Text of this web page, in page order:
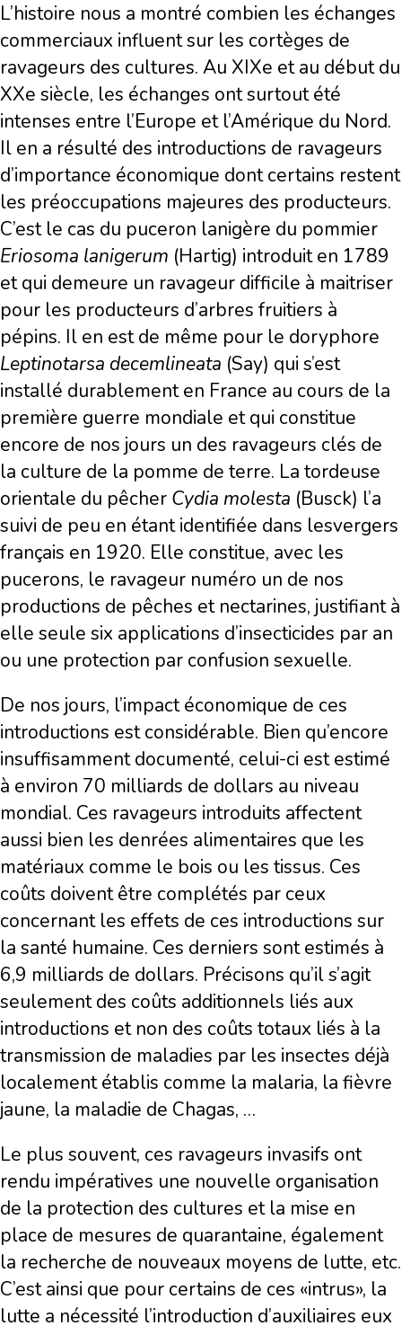
L’histoire nous a montré combien les échanges
commerciaux influent sur les cortèges de
ravageurs des cultures. Au XIXe et au début du
XXe siècle, les échanges ont surtout été
intenses entre l’Europe et l’Amérique du Nord.
Il en a résulté des introductions de ravageurs
d’importance économique dont certains restent
les préoccupations majeures des producteurs.
C’est le cas du puceron lanigère du pommier
Eriosoma lanigerum (Hartig) introduit en 1789
et qui demeure un ravageur difficile à maitriser
pour les producteurs d’arbres fruitiers à
pépins. Il en est de même pour le doryphore
Leptinotarsa decemlineata (Say) qui s’est
installé durablement en France au cours de la
première guerre mondiale et qui constitue
encore de nos jours un des ravageurs clés de
la culture de la pomme de terre. La tordeuse
orientale du pêcher Cydia molesta (Busck) l’a
suivi de peu en étant identifiée dans lesvergers
français en 1920. Elle constitue, avec les
pucerons, le ravageur numéro un de nos
productions de pêches et nectarines, justifiant à
elle seule six applications d’insecticides par an
ou une protection par confusion sexuelle.
De nos jours, l’impact économique de ces
introductions est considérable. Bien qu’encore
insuffisamment documenté, celui-ci est estimé
à environ 70 milliards de dollars au niveau
mondial. Ces ravageurs introduits affectent
aussi bien les denrées alimentaires que les
matériaux comme le bois ou les tissus. Ces
coûts doivent être complétés par ceux
concernant les effets de ces introductions sur
la santé humaine. Ces derniers sont estimés à
6,9 milliards de dollars. Précisons qu’il s’agit
seulement des coûts additionnels liés aux
introductions et non des coûts totaux liés à la
transmission de maladies par les insectes déjà
localement établis comme la malaria, la fièvre
jaune, la maladie de Chagas, …
Le plus souvent, ces ravageurs invasifs ont
rendu impératives une nouvelle organisation
de la protection des cultures et la mise en
place de mesures de quarantaine, également
la recherche de nouveaux moyens de lutte, etc.
C’est ainsi que pour certains de ces «intrus», la
lutte a nécessité l’introduction d’auxiliaires eux